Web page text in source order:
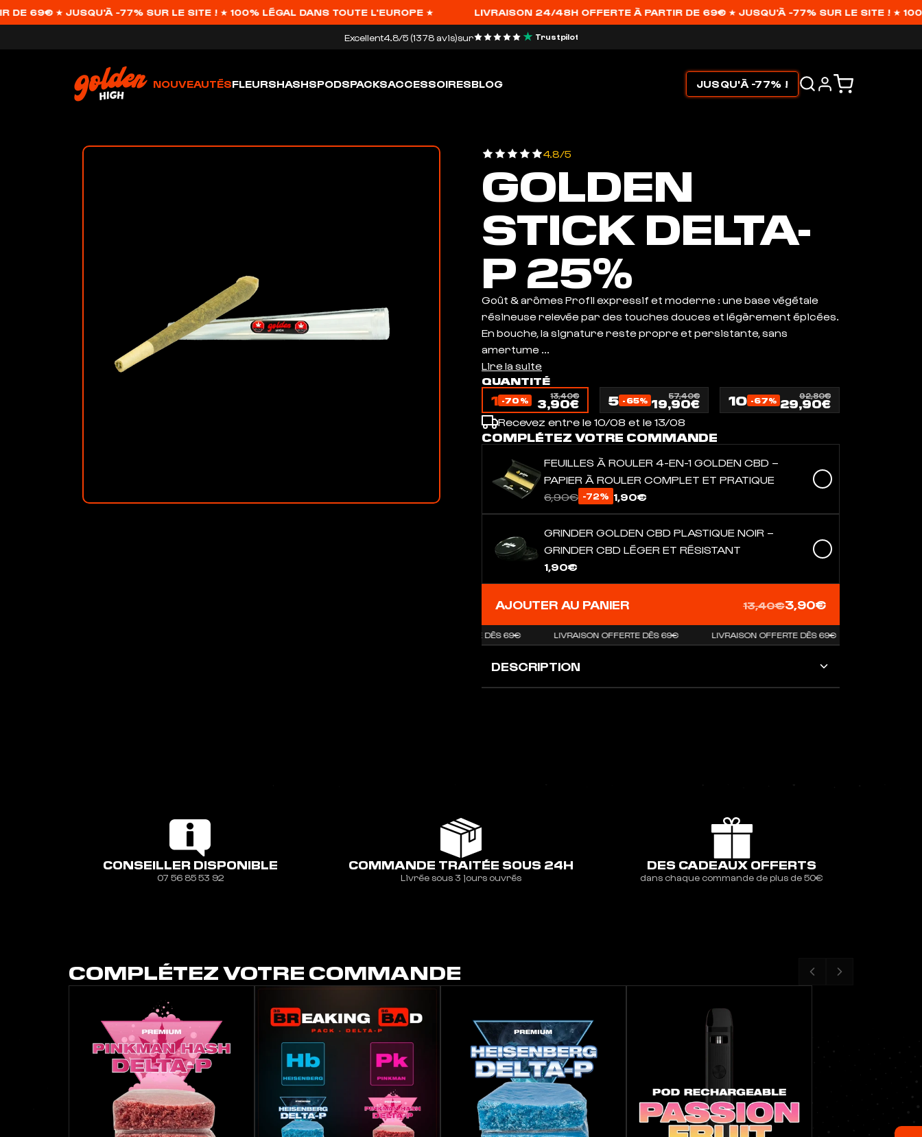
★ JUSQU'À -77% SUR LE SITE ! ★ 100% LÉGAL DANS TOUTE L'EUROPE ★ LIVRAISON 24/48H OFFERTE À PARTIR DE 69€ ★ JUSQU'À -77% SUR LE SITE ! ★ 100%
Excellent4.8/5 (1378 avis)sur Trustpilot
NOUVEAUTÉSFLEURSHASHSPODSPACKSACCESSOIRESBLOG JUSQU'À -77% !
4.8/5
GOLDEN
STICK DELTA-
P 25%
Goût & arômes Profil expressif et moderne : une base végétale
résineuse relevée par des touches douces et légèrement épicées.
En bouche, la signature reste propre et persistante, sans
amertume ...
Lire la suite
QUANTITÉ
1 -70% 13,40€
3,90€ 5 -65% 57,40€
19,90€ 10 -67% 92,80€
29,90€
Recevez entre le 10/08 et le 13/08
COMPLÉTEZ VOTRE COMMANDE
FEUILLES À ROULER 4-EN-1 GOLDEN CBD –
PAPIER À ROULER COMPLET ET PRATIQUE
6,90€ -72% 1,90€
GRINDER GOLDEN CBD PLASTIQUE NOIR –
GRINDER CBD LÉGER ET RÉSISTANT
1,90€
AJOUTER AU PANIER 13,40€3,90€
LIVRAISON OFFERTE DÈS 69€ LIVRAISON OFFERTE DÈS 69€ LIVRAISON OFFERTE DÈS 69€
DESCRIPTION
CONSEILLER DISPONIBLE
07 56 85 53 92
COMMANDE TRAITÉE SOUS 24H
Livrée sous 3 jours ouvrés
DES CADEAUX OFFERTS
dans chaque commande de plus de 50€
COMPLÉTEZ VOTRE COMMANDE